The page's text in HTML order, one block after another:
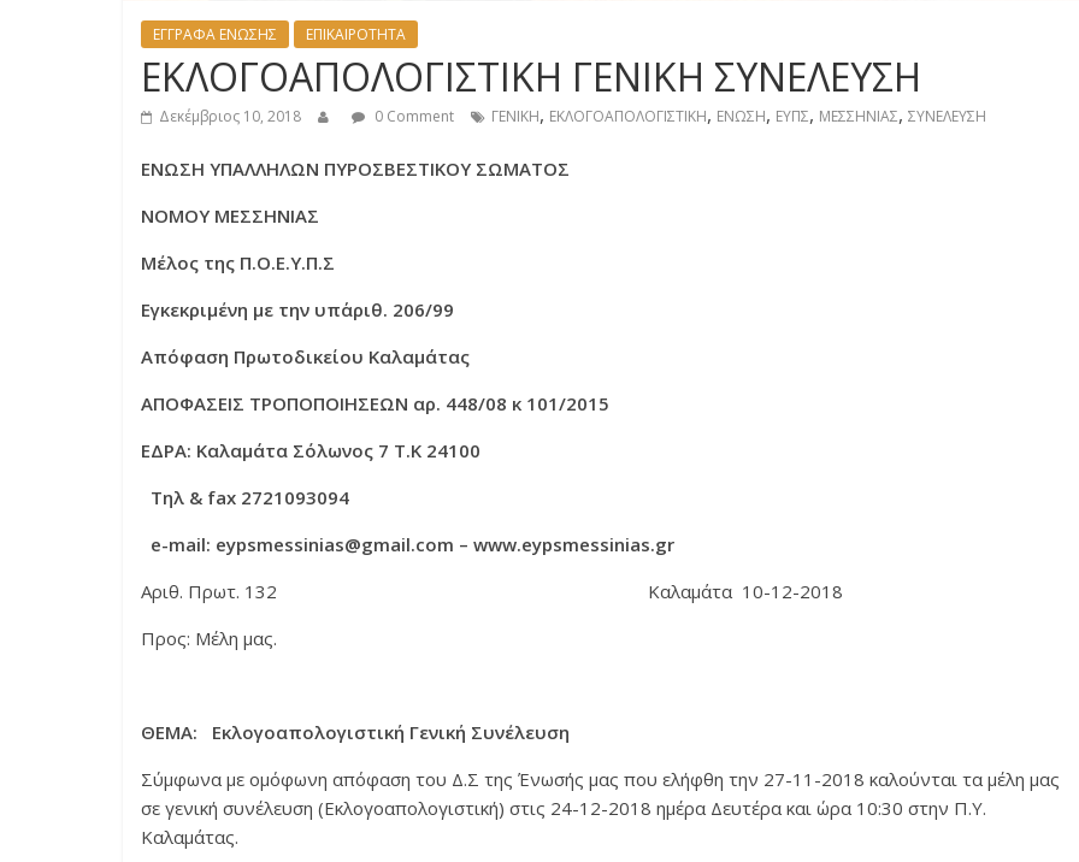
ΕΓΓΡΑΦΑ ΕΝΩΣΗΣ ΕΠΙΚΑΙΡΟΤΗΤΑ
ΕΚΛΟΓΟΑΠΟΛΟΓΙΣΤΙΚΗ ΓΕΝΙΚΗ ΣΥΝΕΛΕΥΣΗ
Δεκέμβριος 10, 2018 0 Comment ΓΕΝΙΚΗ, ΕΚΛΟΓΟΑΠΟΛΟΓΙΣΤΙΚΗ, ΕΝΩΣΗ, ΕΥΠΣ, ΜΕΣΣΗΝΙΑΣ, ΣΥΝΕΛΕΥΣΗ
ΕΝΩΣΗ ΥΠΑΛΛΗΛΩΝ ΠΥΡΟΣΒΕΣΤΙΚΟΥ ΣΩΜΑΤΟΣ
ΝΟΜΟΥ ΜΕΣΣΗΝΙΑΣ
Μέλος της Π.Ο.Ε.Υ.Π.Σ
Εγκεκριμένη με την υπ΄αριθ. 206/99
Απόφαση Πρωτοδικείου Καλαμάτας
ΑΠΟΦΑΣΕΙΣ ΤΡΟΠΟΠΟΙΗΣΕΩΝ αρ. 448/08 κ 101/2015
ΕΔΡΑ: Καλαμάτα Σόλωνος 7 Τ.Κ 24100
Τηλ & fax 2721093094
e-mail: eypsmessinias@gmail.com – www.eypsmessinias.gr
Αριθ. Πρωτ. 132 Καλαμάτα 10-12-2018
Προς: Μέλη μας.
ΘΕΜΑ: Εκλογοαπολογιστική Γενική Συνέλευση
Σύμφωνα με ομόφωνη απόφαση του Δ.Σ της Ένωσής μας που ελήφθη την 27-11-2018 καλούνται τα μέλη μας
σε γενική συνέλευση (Εκλογοαπολογιστική) στις 24-12-2018 ημέρα Δευτέρα και ώρα 10:30 στην Π.Υ.
Καλαμάτας.